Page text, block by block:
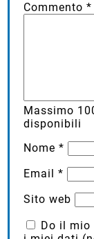
Commento*
Massimo
disponibili
Nome*
Email*
Sito web
Do il